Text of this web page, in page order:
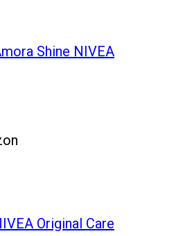
Shine NIVEA
Original Care